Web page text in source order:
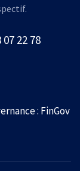
07 22 78
: FinGov